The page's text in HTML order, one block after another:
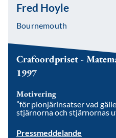
Fred Hoyle
Bournemouth
Crafoordpriset -
1997
Motivering
”för pionjärinsatser vad
stjärnorna och stjärnornas
Pressmeddelande